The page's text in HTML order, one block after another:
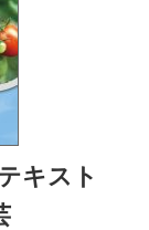
キスト